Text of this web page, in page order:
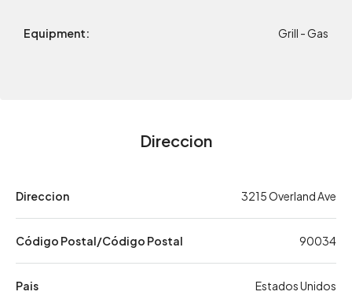
Equipment: Grill - Gas
Direccion
Direccion 3215 Overland Ave
Código Postal/Código Postal 90034
Pais Estados Unidos